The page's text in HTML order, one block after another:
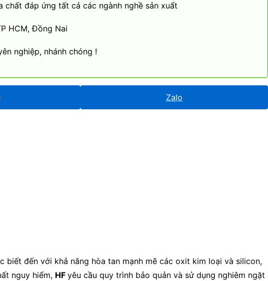
chất đáp ứng tất cả các ngành nghề sản xuẩt
HCM, Đồng Nai
nghiệp, nhánh chóng !
Zalo
biết đến với khả năng hòa tan mạnh mẽ các oxit kim loại và silicon,
nguy hiểm, HF yêu cầu quy trình bảo quản và sử dụng nghiêm ngặt